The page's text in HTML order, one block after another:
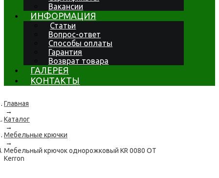
Вакансии
ИНФОРМАЦИЯ
Статьи
Вопрос-ответ
Способы оплаты
Гарантия
Возврат товара
ГАЛЕРЕЯ
КОНТАКТЫ
Главная
→
Каталог
→
Мебельные крючки
→
Мебельный крючок однорожковый KR 0080 OT
Kerron